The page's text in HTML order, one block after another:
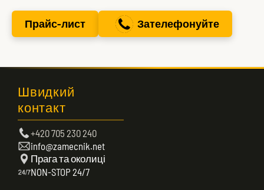
Прайс-лист Зателефонуйте
Швидкий
контакт
+420 705 230 240
info@zamecnik.net
Прага та околиці
NON-STOP 24/7